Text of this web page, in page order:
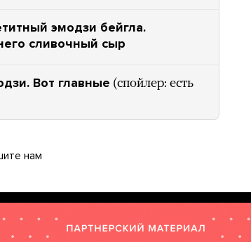
эмодзи бейгла.
сливочный сыр
Вот главные (спойлер: есть
нам